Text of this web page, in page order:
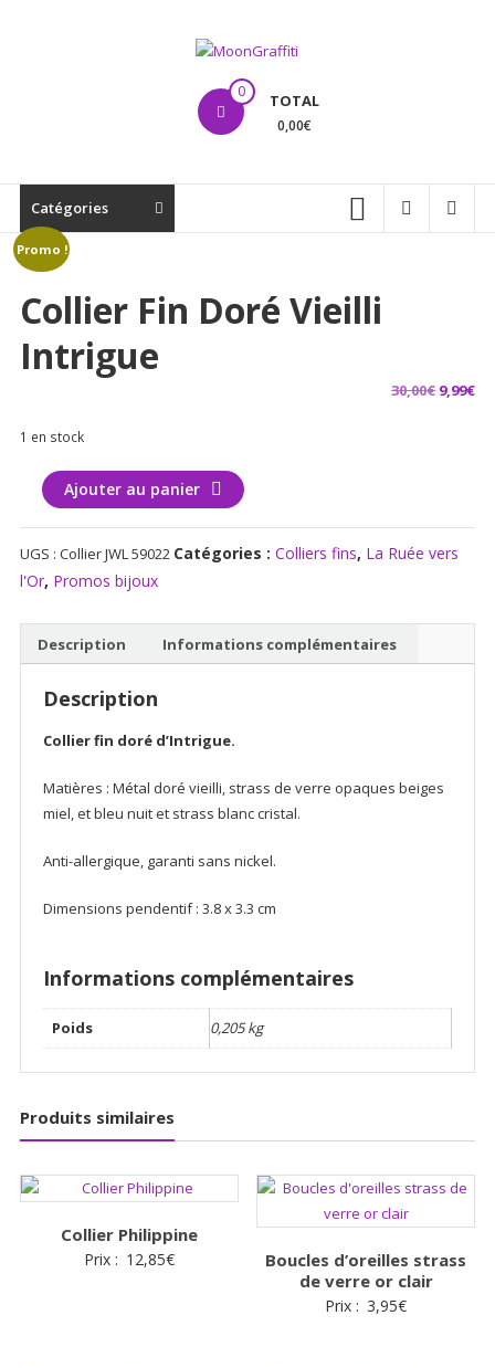
MoonGraffiti 0 TOTAL
0,00€
Catégories
Promo !
Collier Fin Doré Vieilli
Intrigue
30,00€ Le
9,99€Le
1 en stock
quantité
Collier
fin
doré
Ajouter au panier
UGS : Collier JWL 59022 Catégories : Colliers fins, La Ruée vers
l'Or, Promos bijoux
Description Informations complémentaires
Description
Collier fin doré d’Intrigue.
Matières : Métal doré vieilli, strass de verre opaques beiges
miel, et bleu nuit et strass blanc cristal.
Anti-allergique, garanti sans nickel.
Dimensions pendentif : 3.8 x 3.3 cm
Informations complémentaires
Poids 0,205 kg
Produits similaires
Collier Philippine
Prix : 12,85€
Boucles d’oreilles strass
de verre or clair
Prix : 3,95€